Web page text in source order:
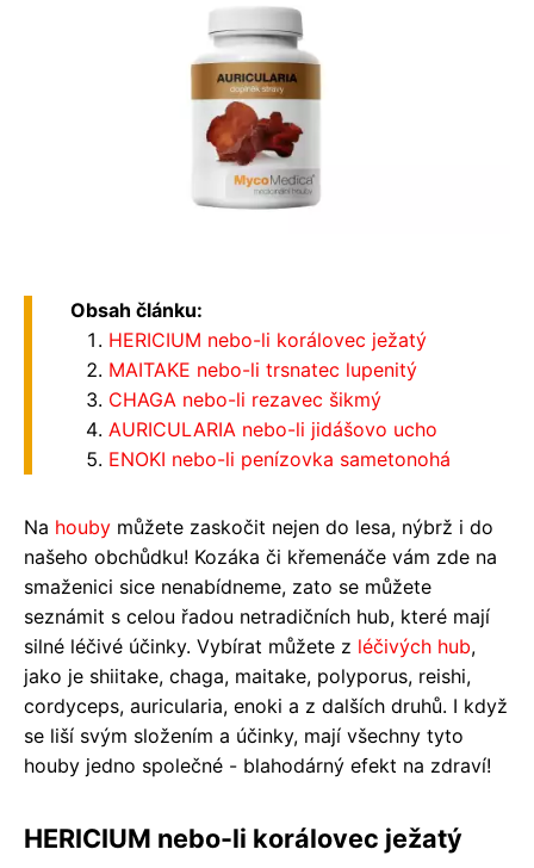
Obsah článku:
HERICIUM nebo-li korálovec ježatý
MAITAKE nebo-li trsnatec lupenitý
CHAGA nebo-li rezavec šikmý
AURICULARIA nebo-li jidášovo ucho
ENOKI nebo-li penízovka sametonohá
Na houby můžete zaskočit nejen do lesa, nýbrž i do
našeho obchůdku! Kozáka či křemenáče vám zde na
smaženici sice nenabídneme, zato se můžete
seznámit s celou řadou netradičních hub, které mají
silné léčivé účinky. Vybírat můžete z léčivých hub,
jako je shiitake, chaga, maitake, polyporus, reishi,
cordyceps, auricularia, enoki a z dalších druhů. I když
se liší svým složením a účinky, mají všechny tyto
houby jedno společné - blahodárný efekt na zdraví!
HERICIUM nebo-li korálovec ježatý